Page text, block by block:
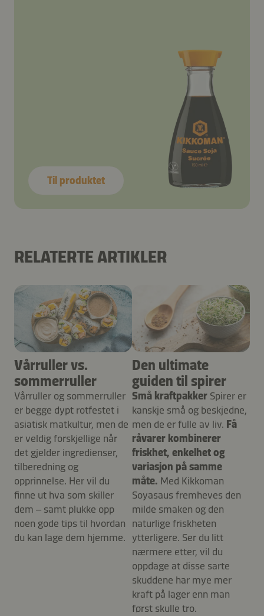
Til produktet
RELATERTE ARTIKLER
Vårruller vs.
sommerruller
Vårruller og sommerruller
er begge dypt rotfestet i
asiatisk matkultur, men de
er veldig forskjellige når
det gjelder ingredienser,
tilberedning og
opprinnelse. Her vil du
finne ut hva som skiller
dem – samt plukke opp
noen gode tips til hvordan
du kan lage dem hjemme.
Den ultimate
guiden til spirer
Små kraftpakker Spirer er
kanskje små og beskjedne,
men de er fulle av liv. Få
råvarer kombinerer
friskhet, enkelhet og
variasjon på samme
måte. Med Kikkoman
Soyasaus fremheves den
milde smaken og den
naturlige friskheten
ytterligere. Ser du litt
nærmere etter, vil du
oppdage at disse sarte
skuddene har mye mer
kraft på lager enn man
først skulle tro.